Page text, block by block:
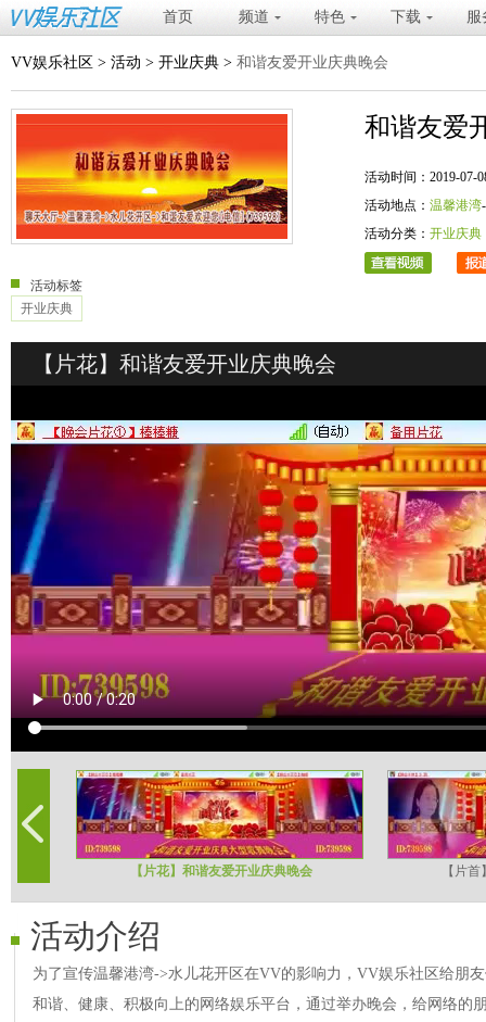
首页 频道 特色 下载 服
VV娱乐社区 > 活动 > 开业庆典 > 和谐友爱开业庆典晚会
和谐友爱
活动时间：2019-07-
活动地点： 温馨港湾
活动分类： 开业庆典
活动标签
开业庆典
【片花】和谐友爱开业庆典晚会
【片花】和谐友爱开业庆典晚会 【片
活动介绍
为了宣传温馨港湾->水儿花开区在VV的影响力，VV娱乐社区给朋
和谐、健康、积极向上的网络娱乐平台，通过举办晚会，给网络的